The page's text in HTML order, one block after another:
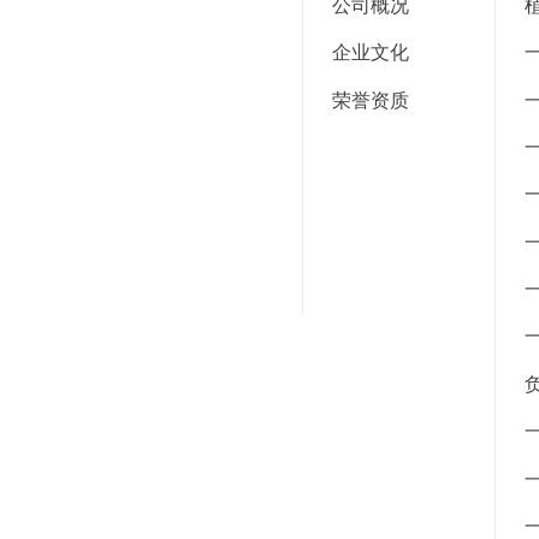
公司概况
企业文化
荣誉资质